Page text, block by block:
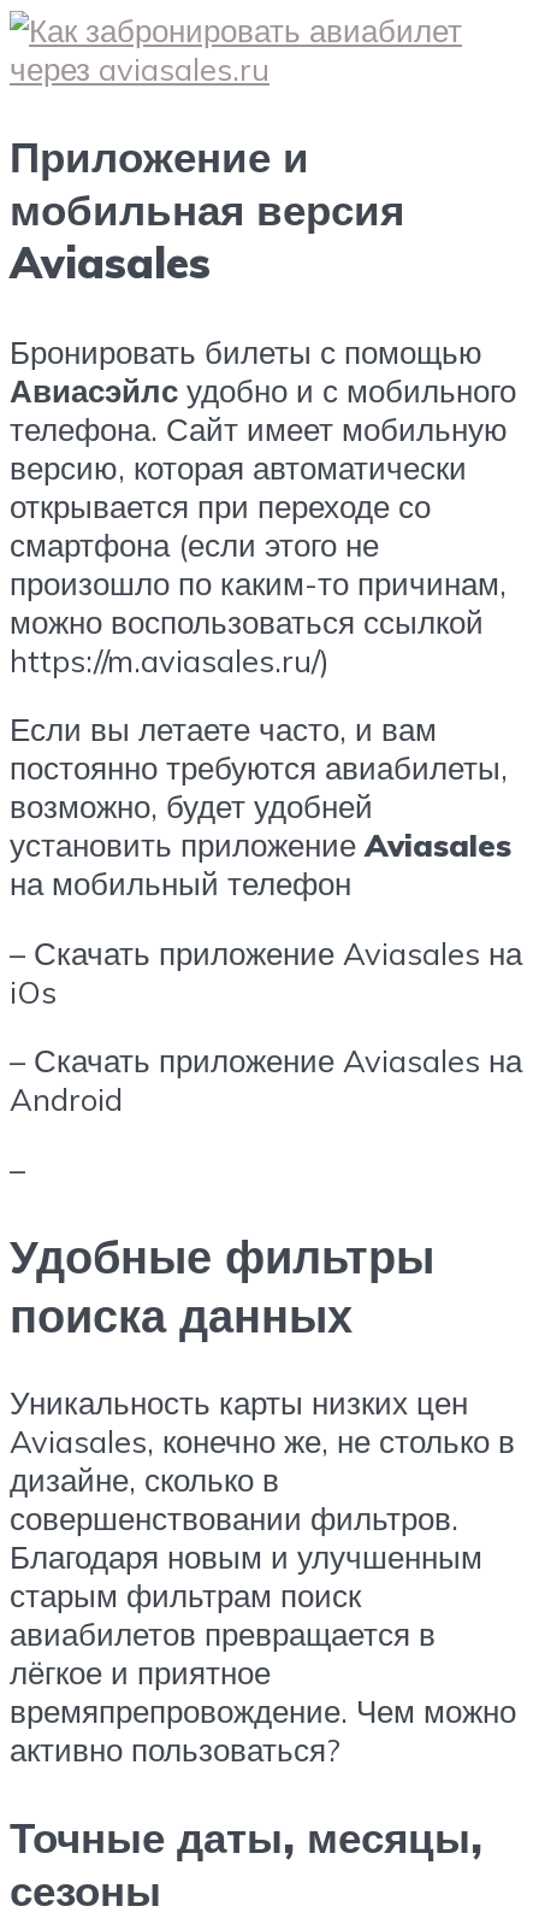
Приложение и
мобильная версия
Aviasales
Бронировать билеты с помощью
Авиасэйлс удобно и с мобильного
телефона. Сайт имеет мобильную
версию, которая автоматически
открывается при переходе со
смартфона (если этого не
произошло по каким-то причинам,
можно воспользоваться ссылкой
https://m.aviasales.ru/)
Если вы летаете часто, и вам
постоянно требуются авиабилеты,
возможно, будет удобней
установить приложение Aviasales
на мобильный телефон
– Скачать приложение Aviasales на
iOs
– Скачать приложение Aviasales на
Android
–
Удобные фильтры
поиска данных
Уникальность карты низких цен
Aviasales, конечно же, не столько в
дизайне, сколько в
совершенствовании фильтров.
Благодаря новым и улучшенным
старым фильтрам поиск
авиабилетов превращается в
лёгкое и приятное
времяпрепровождение. Чем можно
активно пользоваться?
Точные даты, месяцы,
сезоны